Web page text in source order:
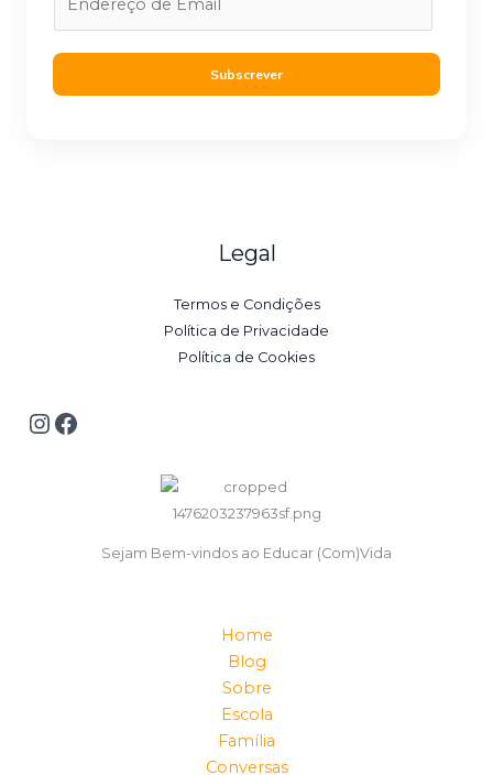
l
Subscrever
Legal
Termos e Condições
Política de Privacidade
Política de Cookies
Sejam Bem-vindos ao Educar (Com)Vida
Home
Blog
Sobre
Escola
Família
Conversas